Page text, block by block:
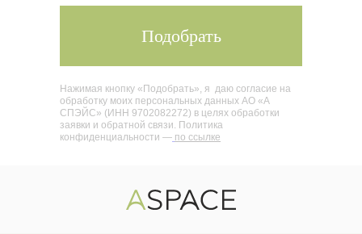
Нажимая кнопку «Подобрать», я даю согласие на
обработку моих персональных данных АО «А
СПЭЙС» (ИНН 9702082272) в целях обработки
заявки и обратной связи. Политика
конфиденциальности — по ссылке
Подобрать